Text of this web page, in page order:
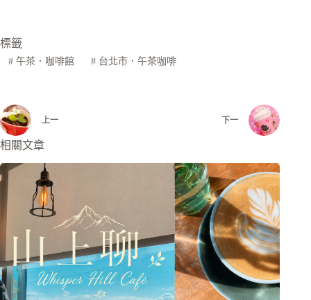
標籤
#午茶．咖啡館 #台北市．午茶咖啡
上一 下一
相關文章